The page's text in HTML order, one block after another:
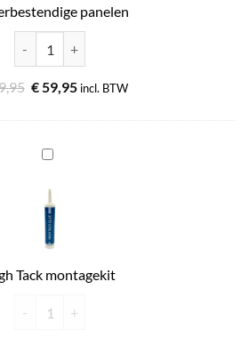
|
Waterbestendige
panelen
panelen
€59,95 incl. BTW
High
montagekit
Tack montagekit